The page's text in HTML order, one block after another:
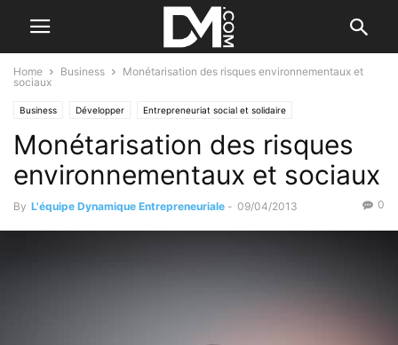
Home Business
Monétarisation des risques environnementaux et
sociaux
Business Développer Entrepreneuriat social et solidaire
Monétarisation des risques
environnementaux et sociaux
By L'équipe Dynamique Entrepreneuriale - 09/04/2013 0